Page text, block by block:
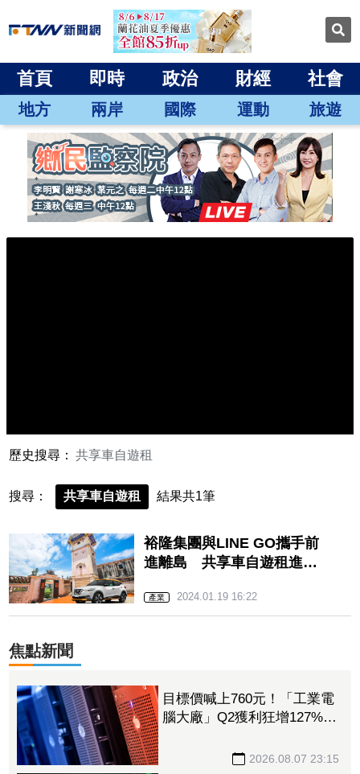
首頁 即時 政治 財經 社會
地方 兩岸 國際 運動 旅遊
歷史搜尋： 共享車自遊租
搜尋： 共享車自遊租 結果共1筆
裕隆集團與LINE GO攜手前
進離島 共享車自遊租進駐
產業 2024.01.19 16:22
焦點新聞
目標價喊上760元！「工業電
腦大廠」Q2獲利狂增127%
2026.08.07 23:15